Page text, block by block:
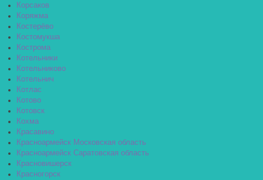
Корсаков
Коряжма
Костерёво
Костомукша
Кострома
Котельники
Котельниково
Котельнич
Котлас
Котово
Котовск
Кохма
Красавино
Красноармейск Московская область
Красноармейск Саратовская область
Красновишерск
Красногорск